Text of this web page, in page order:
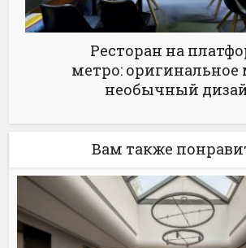
Ресторан на
метро: оригинальное
необычный
Вам также